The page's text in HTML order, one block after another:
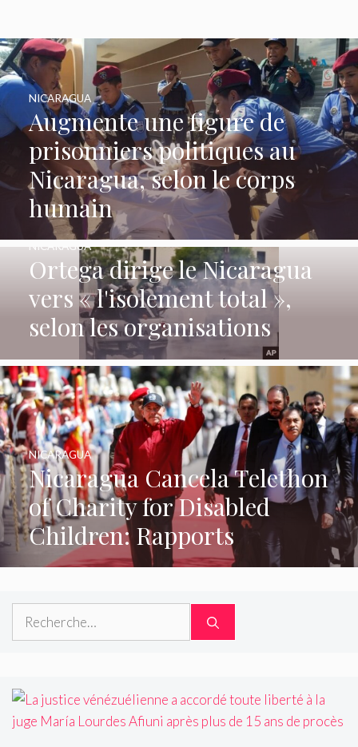
Augmente une figure de
prisonniers politiques au
Nicaragua, selon le corps
humain
NICARAGUA
Ortega dirige le Nicaragua
vers « l'isolement total »,
selon les organisations
NICARAGUA
Nicaragua Cancela Telethon
of Charity for Disabled
Children: Rapports
NICARAGUA
Rechercher :